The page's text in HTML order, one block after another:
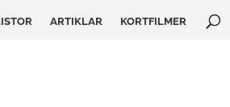
ARTIKLAR KORTFILMER